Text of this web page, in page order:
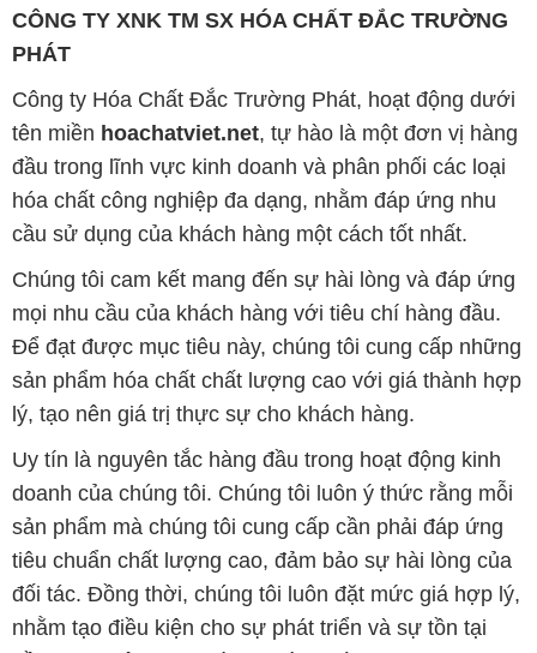
CÔNG TY XNK TM SX HÓA CHẤT ĐẮC TRƯỜNG
PHÁT
Công ty Hóa Chất Đắc Trường Phát, hoạt động dưới
tên miền hoachatviet.net, tự hào là một đơn vị hàng
đầu trong lĩnh vực kinh doanh và phân phối các loại
hóa chất công nghiệp đa dạng, nhằm đáp ứng nhu
cầu sử dụng của khách hàng một cách tốt nhất.
Chúng tôi cam kết mang đến sự hài lòng và đáp ứng
mọi nhu cầu của khách hàng với tiêu chí hàng đầu.
Để đạt được mục tiêu này, chúng tôi cung cấp những
sản phẩm hóa chất chất lượng cao với giá thành hợp
lý, tạo nên giá trị thực sự cho khách hàng.
Uy tín là nguyên tắc hàng đầu trong hoạt động kinh
doanh của chúng tôi. Chúng tôi luôn ý thức rằng mỗi
sản phẩm mà chúng tôi cung cấp cần phải đáp ứng
tiêu chuẩn chất lượng cao, đảm bảo sự hài lòng của
đối tác. Đồng thời, chúng tôi luôn đặt mức giá hợp lý,
nhằm tạo điều kiện cho sự phát triển và sự tồn tại